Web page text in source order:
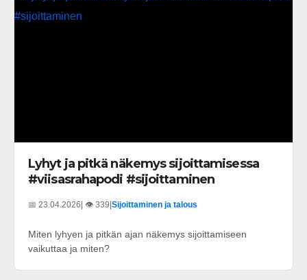
Lyhyt ja pitkä näkemys sijoittamisessa
#viisasrahapodi #sijoittaminen
📅 23.04.2026| 👁️ 339|Sijoittaminen ja talous
Miten lyhyen ja pitkän ajan näkemys sijoittamiseen
vaikuttaa ja miten?